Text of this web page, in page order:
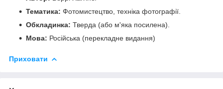
Тематика: Фотомистецтво, техніка фотографії.
Обкладинка: Тверда (або м'яка посилена).
Мова: Російська (перекладне видання)
Приховати